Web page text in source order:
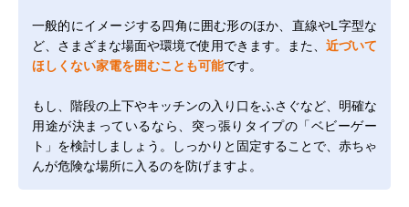
一般的にイメージする四角に囲む形のほか、直線やL字型な
ど、さまざまな場面や環境で使用できます。また、 近づいて
ほしくない家電を囲むことも可能です。
もし、階段の上下やキッチンの入り口をふさぐなど、明確な
用途が決まっているなら、突っ張りタイプの「ベビーゲー
ト」を検討しましょう。しっかりと固定することで、赤ちゃ
んが危険な場所に入るのを防げますよ。